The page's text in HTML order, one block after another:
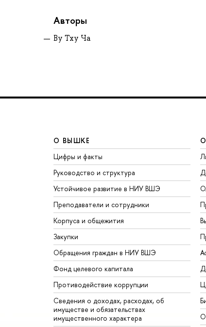
Авторы
Ву Тху Ча
О ВЫШКЕ
Цифры и факты
Руководство и структура
Устойчивое развитие в НИУ ВШЭ
Преподаватели и сотрудники
Корпуса и общежития
Закупки
Обращения граждан в НИУ ВШЭ
Фонд целевого капитала
Противодействие коррупции
Сведения о доходах, расходах, об
имуществе и обязательствах
имущественного характера